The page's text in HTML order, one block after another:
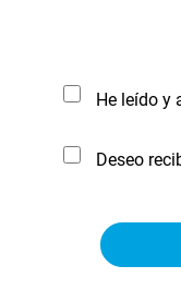
He leído y
Deseo